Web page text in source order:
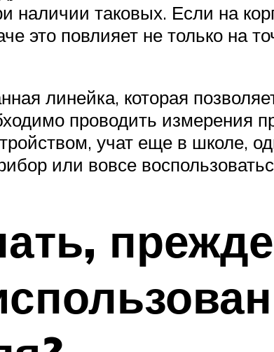
наличии таковых. Если на
это повлияет не только на
линейка, которая
проводить измерения
учат еще в школе,
или вовсе